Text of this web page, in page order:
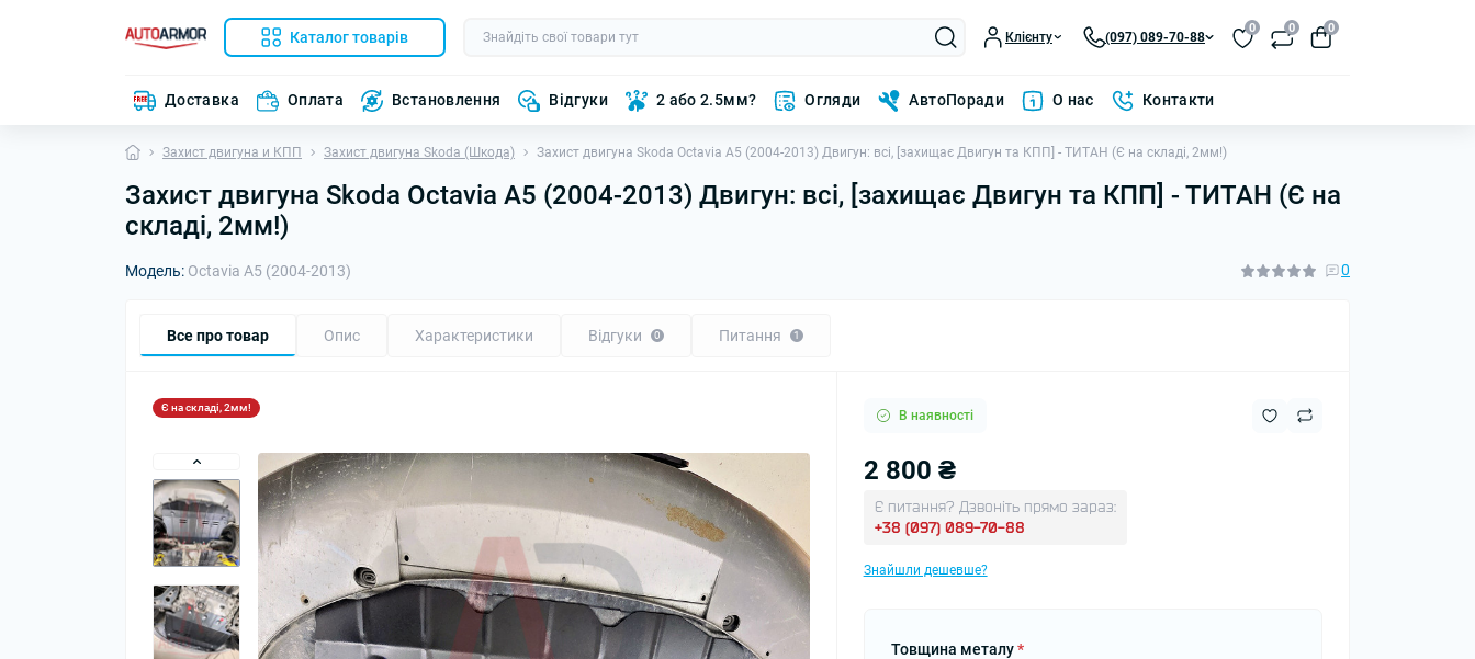
Каталог товарів Клієнту (097) 089-70-88
0 0 0
Доставка Оплата Встановлення Відгуки 2 або 2.5мм? Огляди АвтоПоради О нас Контакти
Захист двигуна и КПП Захист двигуна Skoda (Шкода) Захист двигуна Skoda Octavia A5 (2004-2013) Двигун: всі, [захищає Двигун та КПП] - ТИТАН (Є на складі, 2мм!)
Захист двигуна Skoda Octavia A5 (2004-2013) Двигун: всі, [захищає Двигун та КПП] - ТИТАН (Є на
складі, 2мм!)
Модель: Octavia A5 (2004-2013) 0
Все про товар Опис Характеристики Відгуки 0 Питання 1
Є на складі, 2мм!
В наявності
2 800 ₴
Є питання? Дзвоніть прямо зараз:
+38 (097) 089-70-88
Знайшли дешевше?
Товщина металу*